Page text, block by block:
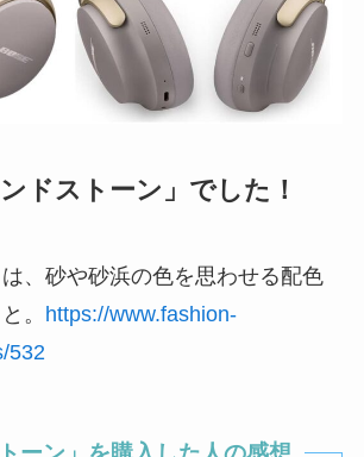
ドストーン」でした！
、砂や砂浜の色を思わせる配色
。 https://www.fashion-
532